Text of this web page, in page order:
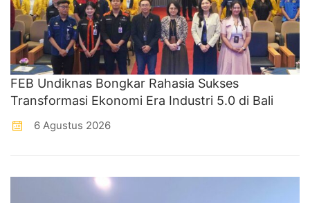
FEB Undiknas Bongkar Rahasia Sukses
Transformasi Ekonomi Era Industri 5.0 di Bali
6 Agustus 2026